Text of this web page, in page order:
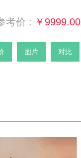
考价 : ￥9999.00
图片 对比